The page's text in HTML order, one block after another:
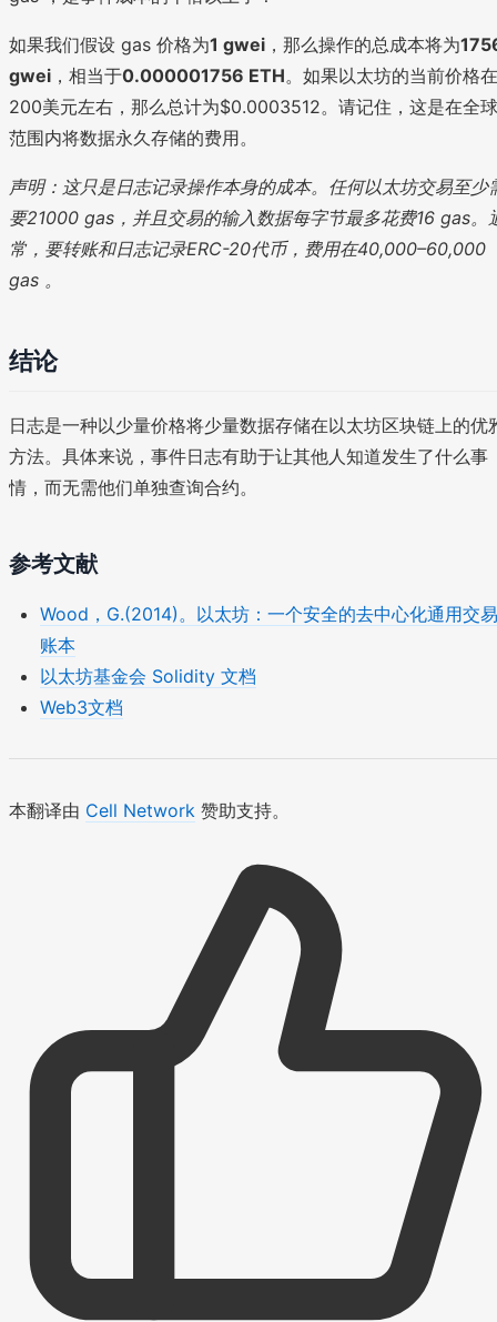
如果我们假设 gas 价格为1 gwei ，那么操作的总成本将为
gwei ，相当于0.000001756 ETH。如果以太坊的当前价格在
200美元左右，那么总计为$0.0003512。请记住，这是在全球
范围内将数据永久存储的费用。
声明：这只是日志记录操作本身的成本。任何以太坊交易至少
要21000 gas，并且交易的输入数据每字节最多花费16 gas。
常，要转账和日志记录ERC-20代币，费用在40,000–60,000
gas 。
结论
日志是一种以少量价格将少量数据存储在以太坊区块链上的优
方法。具体来说，事件日志有助于让其他人知道发生了什么事
情，而无需他们单独查询合约。
参考文献
Wood，G.(2014)。以太坊：一个安全的去中心化通用交易
账本
以太坊基金会 Solidity 文档
Web3文档
本翻译由 Cell Network 赞助支持。